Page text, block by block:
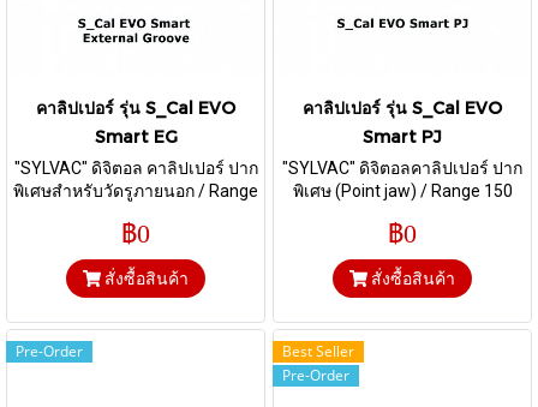
คาลิปเปอร์ รุ่น S_Cal EVO
Smart EG
"SYLVAC" ดิจิตอล คาลิปเปอร์ ปาก
พิเศษสำหรับวัดรูภายนอก / Range
฿0
สั่งซื้อสินค้า
คาลิปเปอร์ รุ่น S_Cal EVO
Smart PJ
"SYLVAC" ดิจิตอลคาลิปเปอร์ ปาก
พิเศษ (Point jaw) / Range 150
฿0
สั่งซื้อสินค้า
Pre-Order
Best Seller
Pre-Order